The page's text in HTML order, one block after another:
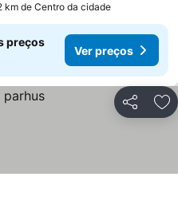
km de Centro da cidade
preços
Ver preços
Partilhar